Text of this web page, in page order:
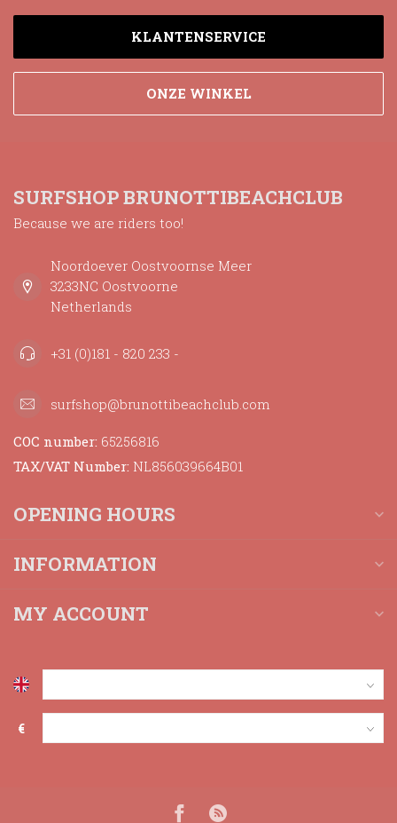
KLANTENSERVICE
ONZE WINKEL
SURFSHOP BRUNOTTIBEACHCLUB
Because we are riders too!
Noordoever Oostvoornse Meer
3233NC Oostvoorne
Netherlands
+31 (0)181 - 820 233 -
surfshop@brunottibeachclub.com
COC number: 65256816
TAX/VAT Number: NL856039664B01
OPENING HOURS
INFORMATION
MY ACCOUNT
€